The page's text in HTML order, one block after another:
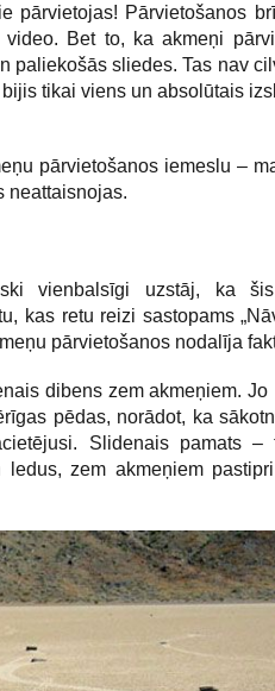
pārvietojas! Pārvietošanos
Bet to, ka akmeņi
paliekošās sliedes. Tas nav
tikai viens un absolūtais
pārvietošanos iemeslu –
neattaisnojas.
vienbalsīgi uzstāj, ka
kas retu reizi sastopams
pārvietošanos nodalīja
dibens zem akmeņiem. Jo
pēdas, norādot, ka
Slidenais pamats
zem akmeņiem